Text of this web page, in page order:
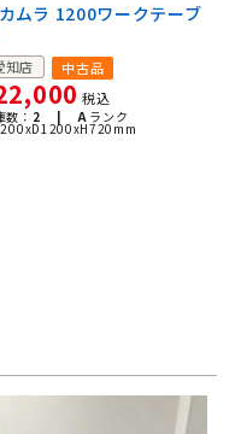
ムラ 1200ワークテーブ
知店 中古品
税込
数： 2 | Aランク